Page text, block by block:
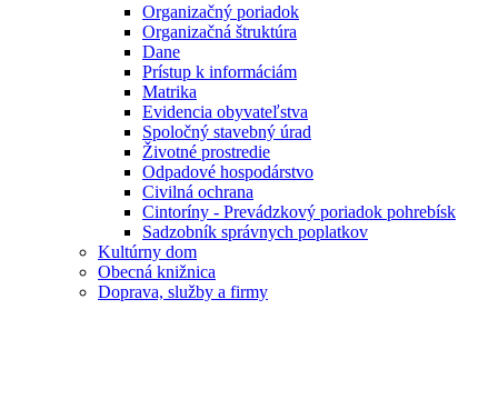
Organizačný poriadok
Organizačná štruktúra
Dane
Prístup k informáciám
Matrika
Evidencia obyvateľstva
Spoločný stavebný úrad
Životné prostredie
Odpadové hospodárstvo
Civilná ochrana
Cintoríny - Prevádzkový poriadok pohrebísk
Sadzobník správnych poplatkov
Kultúrny dom
Obecná knižnica
Doprava, služby a firmy